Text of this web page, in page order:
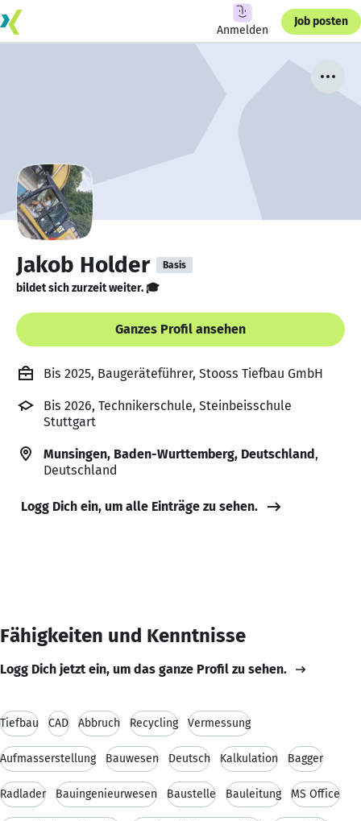
Anmelden
Job posten
Jakob Holder Basis
bildet sich zurzeit weiter. 🎓
Ganzes Profil ansehen
Bis 2025, Baugeräteführer, Stooss Tiefbau GmbH
Bis 2026, Technikerschule, Steinbeisschule
Stuttgart
Munsingen, Baden-Wurttemberg, Deutschland,
Deutschland
Logg Dich ein, um alle Einträge zu sehen.
Fähigkeiten und Kenntnisse
Logg Dich jetzt ein, um das ganze Profil zu sehen.
Tiefbau CAD Abbruch Recycling Vermessung
Aufmasserstellung Bauwesen Deutsch Kalkulation Bagger
Radlader Bauingenieurwesen Baustelle Bauleitung MS Office